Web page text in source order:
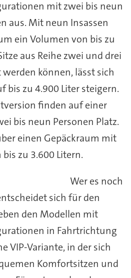
mit zwei bis neun
aus. Mit neun Insassen
ein Volumen von bis zu
aus Reihe zwei und drei
können, lässt sich
bis zu 4.900 Liter steigern.
finden auf einer
bis neun Personen Platz.
einen Gepäckraum mit
zu 3.600 Litern.
Wer es noch
sich für den
den Modellen mit
in Fahrtrichtung
VIP-Variante, in der sich
Komfortsitzen und